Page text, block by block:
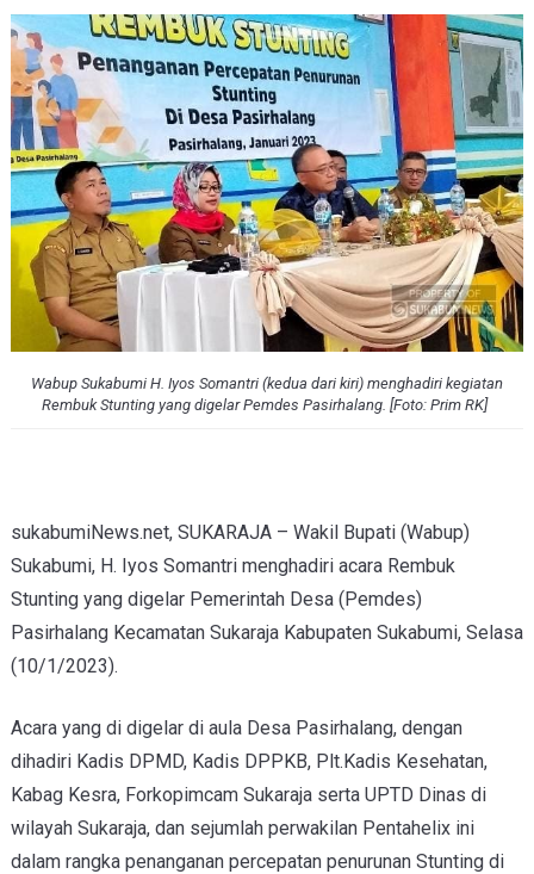
A- A+
Wabup Sukabumi H. Iyos Somantri (kedua dari kiri) menghadiri kegiatan
Rembuk Stunting yang digelar Pemdes Pasirhalang. [Foto: Prim RK]
sukabumiNews.net, SUKARAJA – Wakil Bupati (Wabup)
Sukabumi, H. Iyos Somantri menghadiri acara Rembuk
Stunting yang digelar Pemerintah Desa (Pemdes)
Pasirhalang Kecamatan Sukaraja Kabupaten Sukabumi, Selasa
(10/1/2023).
Acara yang di digelar di aula Desa Pasirhalang, dengan
dihadiri Kadis DPMD, Kadis DPPKB, Plt.Kadis Kesehatan,
Kabag Kesra, Forkopimcam Sukaraja serta UPTD Dinas di
wilayah Sukaraja, dan sejumlah perwakilan Pentahelix ini
dalam rangka penanganan percepatan penurunan Stunting di